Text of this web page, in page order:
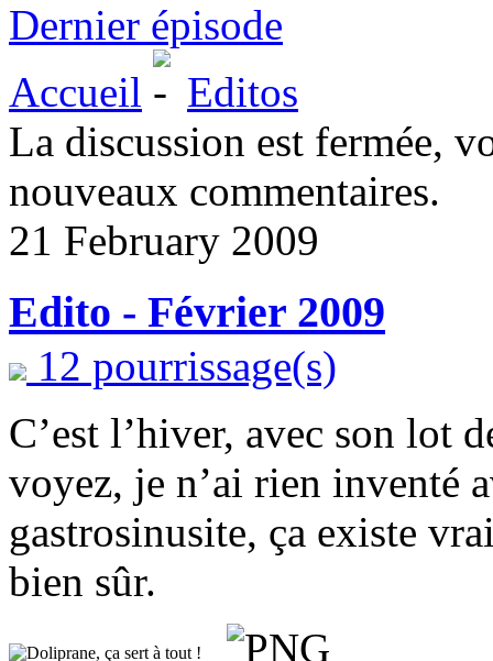
Dernier épisode
Accueil
Editos
La discussion est fermée,
nouveaux commentaires.
21 February 2009
Edito - Février 2009
12 pourrissage(s)
C’est l’hiver, avec son lot
voyez, je n’ai rien inventé
gastrosinusite, ça existe
bien sûr.